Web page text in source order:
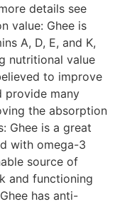
details see
value: Ghee is
A, D, E, and K,
nutritional value
to improve
provide many
the absorption
Ghee is a great
with omega-3
source of
and functioning
has anti-